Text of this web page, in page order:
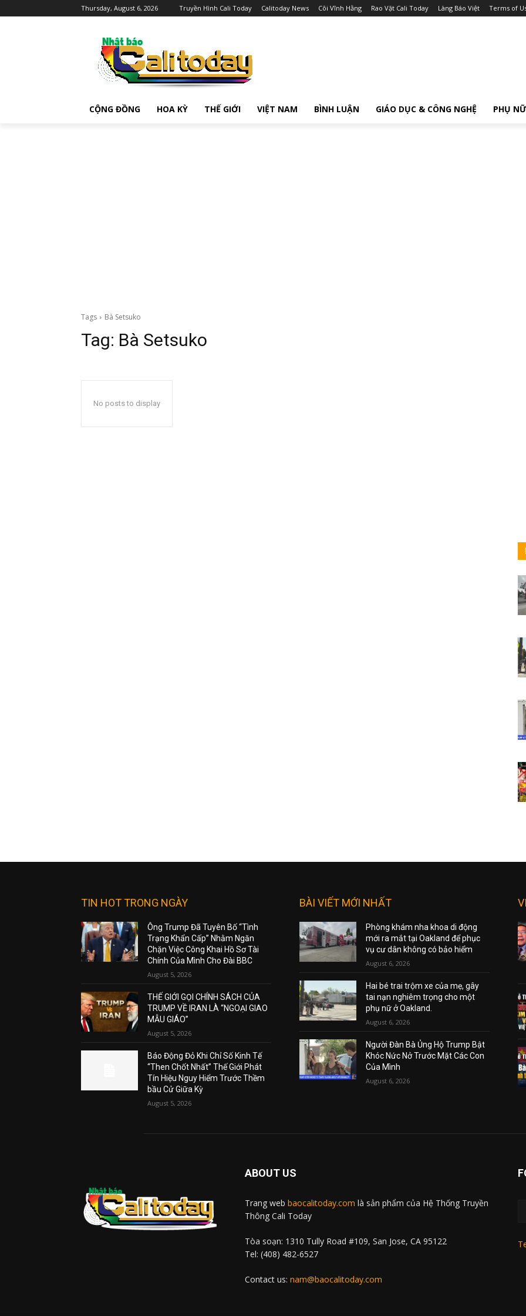
Thursday, August 6, 2026 Truyền Hình Cali Today Calitoday News Cõi Vĩnh Hằng Rao Vặt Cali Today Làng Báo Việt Terms of
CỘNG ĐỒNG HOA KỲ THẾ GIỚI VIỆT NAM BÌNH LUẬN GIÁO DỤC & CÔNG NGHỆ PHỤ NỮ
Tags Bà Setsuko
Tag: Bà Setsuko
No posts to display
TIN HOT TRONG NGÀY
Ông Trump Đã Tuyên Bố “Tình
Trạng Khẩn Cấp” Nhằm Ngăn
Chặn Việc Công Khai Hồ Sơ Tài
Chính Của Mình Cho Đài BBC
August 5, 2026
THẾ GIỚI GỌI CHÍNH SÁCH CỦA
TRUMP VỀ IRAN LÀ “NGOẠI GIAO
MẪU GIÁO”
August 5, 2026
Báo Động Đỏ Khi Chỉ Số Kinh Tế
“Then Chốt Nhất” Thế Giới Phát
Tín Hiệu Nguy Hiểm Trước Thềm
bầu Cử Giữa Kỳ
August 5, 2026
BÀI VIẾT MỚI NHẤT
Phòng khám nha khoa di động
mới ra mắt tại Oakland để phục
vụ cư dân không có bảo hiểm
August 6, 2026
Hai bé trai trộm xe của mẹ, gây
tai nạn nghiêm trọng cho một
phụ nữ ở Oakland.
August 6, 2026
Người Đàn Bà Ủng Hộ Trump Bật
Khóc Nức Nở Trước Mặt Các Con
Của Mình
August 6, 2026
ABOUT US
Trang web baocalitoday.com là sản phẩm của Hệ Thống Truyền
Thông Cali Today
Tòa soạn: 1310 Tully Road #109, San Jose, CA 95122
Tel: (408) 482-6527
Contact us: nam@baocalitoday.com